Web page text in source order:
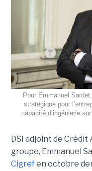
Pour Emmanuel
stratégique pour
capacité d’ingénierie
DSI adjoint de Crédit
groupe, Emmanuel
Cigrefen octobre